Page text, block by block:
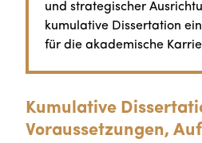
und strategischer
kumulative Dissertation
für die akademische
Kumulative
Voraussetzungen,